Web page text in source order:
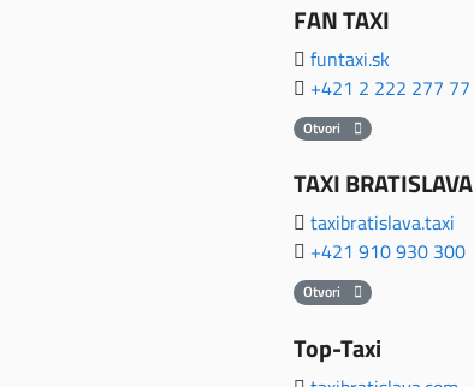
FAN TAXI
funtaxi.sk
+421 2 222 277 77
Otvori
TAXI BRATISLAVA
taxibratislava.taxi
+421 910 930 300
Otvori
Top-Taxi